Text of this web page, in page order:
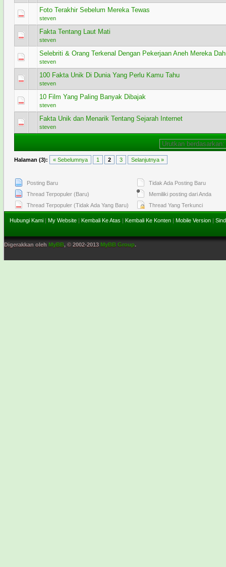
Foto Terakhir Sebelum Mereka Tewas
steven
0 Voting - 0 dari 5 secara Rata-rata
1 2345
Fakta Tentang Laut Mati
steven
0 Voting - 0 dari 5 secara Rata-rata
12
Selebriti & Orang Terkenal Dengan Pekerjaan Aneh Mereka
steven
0 Voting - 0 dari 5 secara Rata-rata
12345
100 Fakta Unik Di Dunia Yang Perlu Kamu Tahu
steven
0 Voting - 0 dari 5 secara Rata-rata
12 3 45
10 Film Yang Paling Banyak Dibajak
steven
0 Voting - 0 dari 5 secara Rata-rata
12345
Fakta Unik dan Menarik Tentang Sejarah Internet
steven
0 Voting - 0 dari 5 secara Rata-rata
12 34 5
Halaman (3): « Sebelumnya 1 2 3 Selanjutnya »
Posting Baru
Thread Terpopuler (Baru)
Thread Terpopuler (Tidak Ada Yang Baru)
Tidak Ada Posting Baru
Memiliki posting dari Anda
Thread Yang Terkunci
Hubungi Kami | My Website | Kembali Ke Atas | Kembali Ke Konten | Mobile Version |
Digerakkan oleh MyBB, © 2002-2013 MyBB Group.